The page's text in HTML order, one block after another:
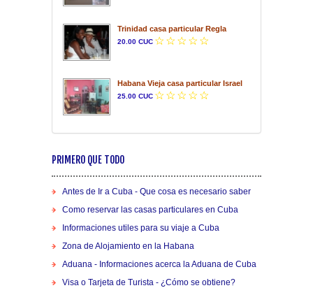
Trinidad casa particular Regla
20.00 CUC
Habana Vieja casa particular Israel
25.00 CUC
PRIMERO QUE TODO
Antes de Ir a Cuba - Que cosa es necesario saber
Como reservar las casas particulares en Cuba
Informaciones utiles para su viaje a Cuba
Zona de Alojamiento en la Habana
Aduana - Informaciones acerca la Aduana de Cuba
Visa o Tarjeta de Turista - ¿Cómo se obtiene?